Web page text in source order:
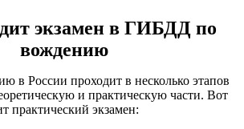
экзамен в ГИБДД по
вождению
в России проходит в несколько этапов
и практическую части. Вот
практический экзамен: